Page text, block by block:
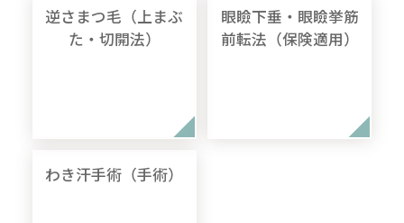
逆さまつ毛（上まぶ
た・切開法）
眼瞼下垂・眼瞼挙筋
前転法（保険適用）
わき汗手術（手術）